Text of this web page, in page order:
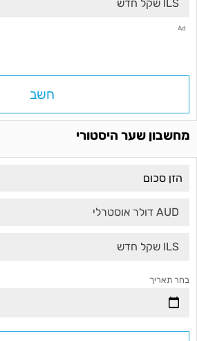
ILS שקל חדש
Ad
חשב
מחשבון שער היסטורי
AUD דולר אוסטרלי
ILS שקל חדש
בחר תאריך